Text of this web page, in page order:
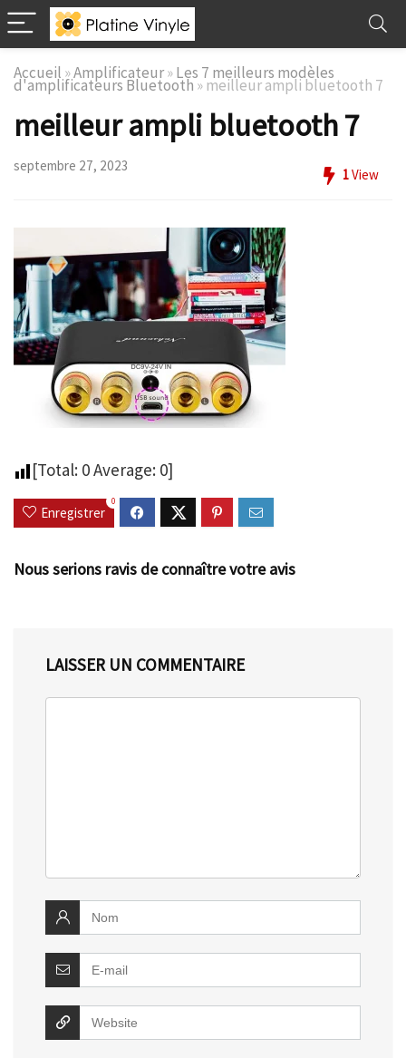
Accueil »Amplificateur»Les 7 meilleurs modèles
d'amplificateurs Bluetooth » meilleur ampli bluetooth 7
meilleur ampli bluetooth 7
septembre 27, 2023
1View
[Total: 0Average: 0]
Enregistrer
0
Nous serions ravis de connaître votre avis
LAISSER UN COMMENTAIRE